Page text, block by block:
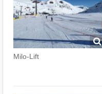
Milo-Lift